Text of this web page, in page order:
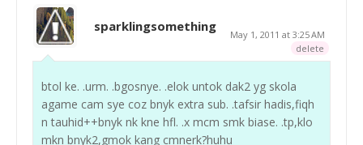
sparklingsomething
May 1, 2011 at 3:25 AM
delete
btol ke. .urm. .bgosnye. .elok untok dak2 yg skola
agame cam sye coz bnyk extra sub. .tafsir hadis,fiqh
n tauhid++bnyk nk kne hfl. .x mcm smk biase. .tp,klo
mkn bnyk2,gmok kang cmnerk?huhu